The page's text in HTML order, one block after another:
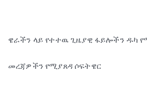
ዌራችን ላይ የተተዉ ጊዜያዊ ፋይሎችን ዱካ
መረጃዎችን የሚያጸዳ ሶፍትዌር